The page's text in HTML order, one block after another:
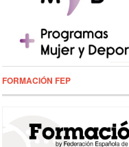
FORMACIÓN FEP